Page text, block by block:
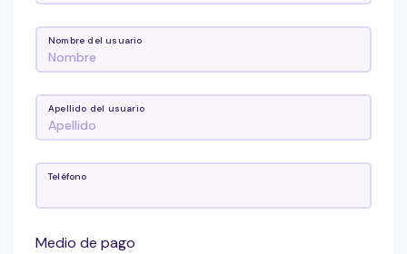
Nombre del usuario
Apellido del usuario
Teléfono
Medio de pago